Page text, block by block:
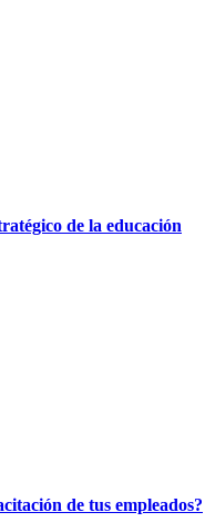
de la educación
de tus empleados?